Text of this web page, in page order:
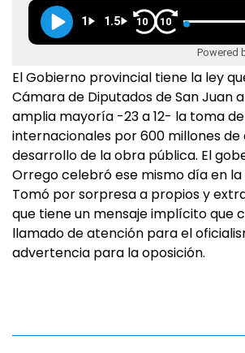
1 1.5 10 10
Powered
El Gobierno provincial tiene la ley
Cámara de Diputados de San Juan
amplia mayoría -23 a 12- la toma
internacionales por 600 millones
desarrollo de la obra pública. El
Orrego celebró ese mismo día en la
Tomó por sorpresa a propios y
que tiene un mensaje implícito que
llamado de atención para el
advertencia para la oposición.